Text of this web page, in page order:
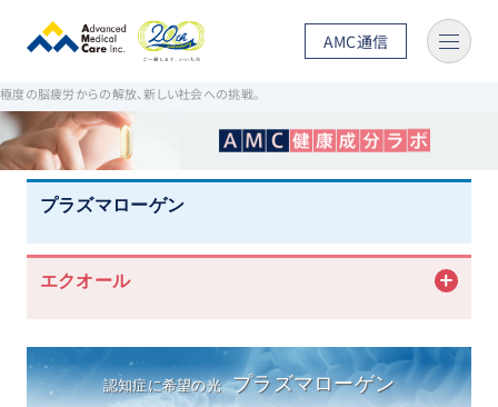
AMC通信
極度の脳疲労からの解放、新しい社会への挑戦。
プラズマローゲン
エクオール
認知症に希望の光 プラズマローゲン